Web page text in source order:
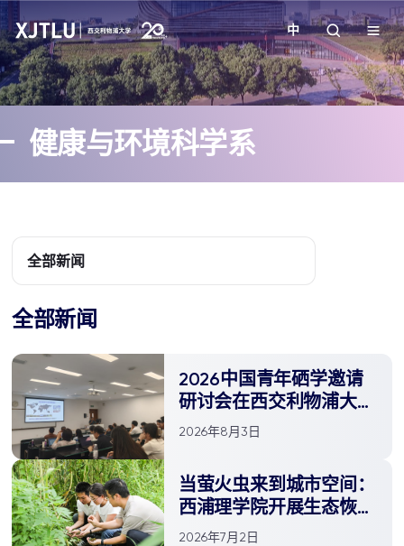
教学
招生
学院
校园生活
关于我们
中
健康与环境科学系
全部新闻
全部新闻
2026中国青年硒学邀请
研讨会在西交利物浦大学
圆满举办
2026年8月3日
当萤火虫来到城市空间：
西浦理学院开展生态恢复
与生物多样性提升实践
2026年7月2日